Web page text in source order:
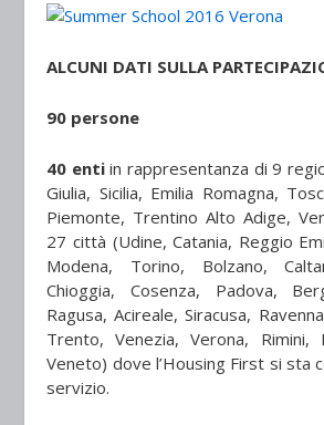
ALCUNI DATI SULLA
90 persone
40 entiin rappresentanza di 9
Giulia, Sicilia, Emilia Romagna,
Piemonte, Trentino Alto Adige,
27 città (Udine, Catania, Reggio
Modena, Torino, Bolzano,
Chioggia, Cosenza, Padova,
Ragusa, Acireale, Siracusa,
Trento, Venezia, Verona, Rimini,
Veneto) dove l’Housing First si sta
servizio.